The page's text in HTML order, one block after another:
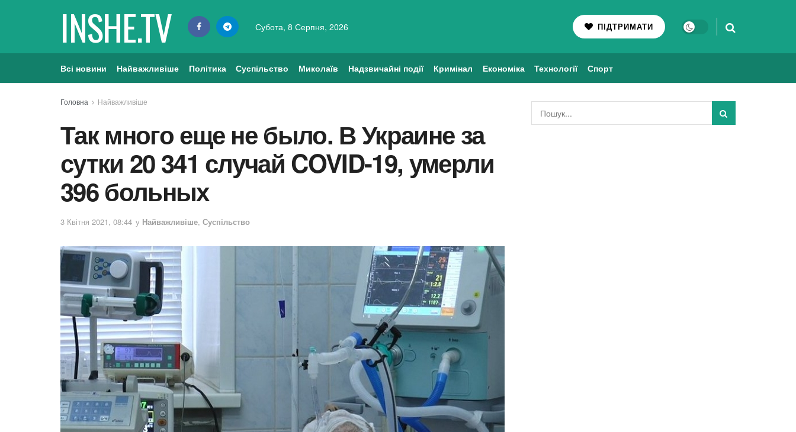
INSHE.TV Субота, 8 Серпня, 2026 ПІДТРИМАТИ
Всі новини Найважливіше Політика Суспільство Миколаїв Надзвичайні події Кримінал Економіка Технології Спорт
Головна Найважливіше
Так много еще не было. В Украине за
сутки 20 341 случай COVID-19, умерли
396 больных
3 Квітня 2021, 08:44 у Найважливіше, Суспільство